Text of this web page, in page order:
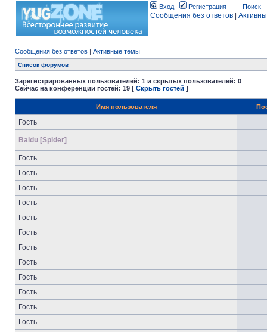
Вход Регистрация Поиск
Сообщения без ответов
Сообщения без ответов | Активные темы
Список форумов
Зарегистрированных пользователей: 1 и скрытых пользователей: 0
Сейчас на конференции гостей: 19 [ Скрыть гостей ]
Имя пользователя
Гость
Baidu [Spider]
Гость
Гость
Гость
Гость
Гость
Гость
Гость
Гость
Гость
Гость
Гость
Гость